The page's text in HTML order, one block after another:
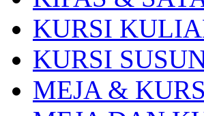
KURSI
KURSI
MEJA &